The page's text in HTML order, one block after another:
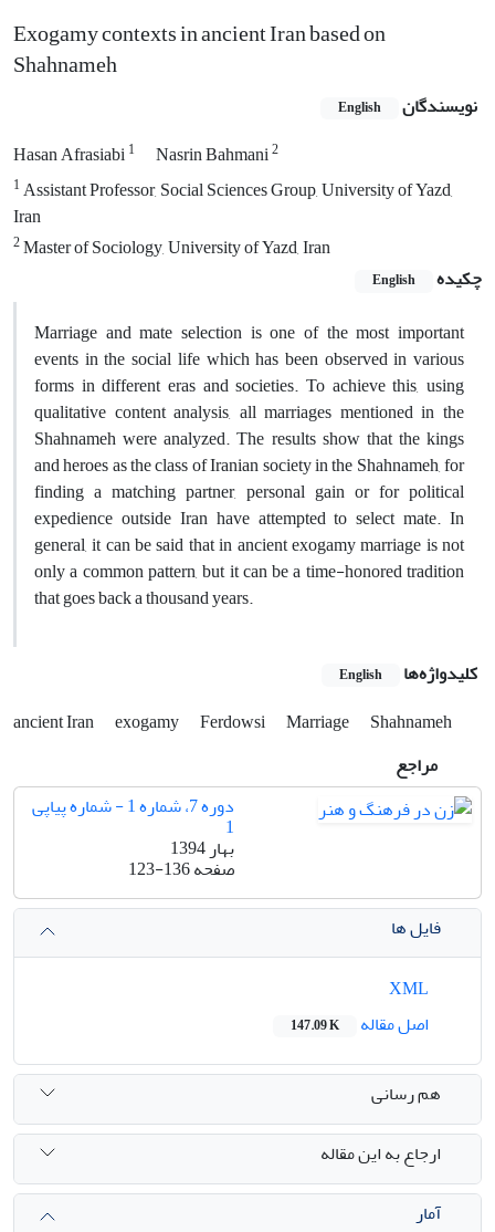
Exogamy contexts in ancient Iran based on
Shahnameh
نویسندگان English
Hasan Afrasiabi1 Nasrin Bahmani2
1Assistant Professor, Social Sciences Group, University of Yazd,
Iran
2Master of Sociology, University of Yazd, Iran
چکیده
English
Marriage and mate selection is one of the most important
events in the social life which has been observed in various
forms in different eras and societies. To achieve this, using
qualitative content analysis, all marriages mentioned in the
Shahnameh were analyzed. The results show that the kings
and heroes as the class of Iranian society in the Shahnameh, for
finding a matching partner, personal gain or for political
expedience outside Iran have attempted to select mate. In
general, it can be said that in ancient exogamy marriage is not
only a common pattern, but it can be a time-honored tradition
that goes back a thousand years.
کلیدواژه‌ها English
ancient Iran exogamy Ferdowsi Marriage
Shahnameh
مراجع
دوره 7، شماره 1 - شماره پیاپی
1
بهار 1394
صفحه123-136
فایل ها
اصل مقاله
147.09 K
هم رسانی
ارجاع به این مقاله
آمار